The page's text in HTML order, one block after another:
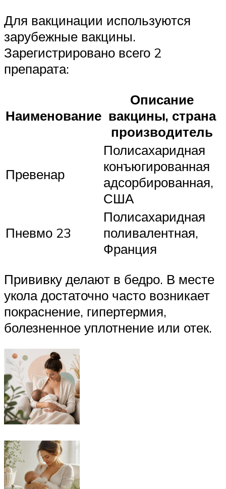
Для вакцинации используются
зарубежные вакцины.
Зарегистрировано всего 2
препарата:
Наименование
Описание
вакцины, страна
производитель
Превенар
Полисахаридная
конъюгированная
адсорбированная,
США
Пневмо 23
Полисахаридная
поливалентная,
Франция
Прививку делают в бедро. В месте
укола достаточно часто возникает
покраснение, гипертермия,
болезненное уплотнение или отек.